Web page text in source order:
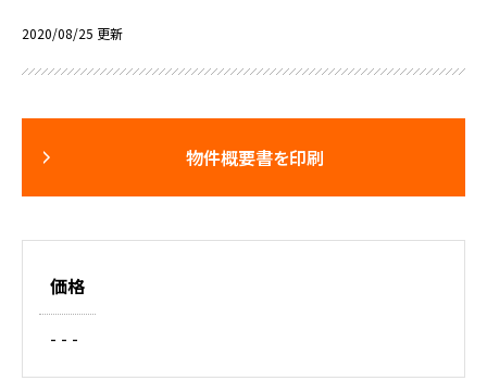
2020/08/25 更新
物件概要書を印刷
価格
- - -